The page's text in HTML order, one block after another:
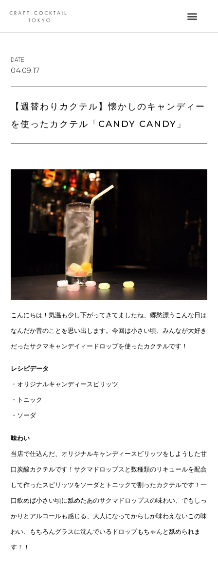
DATE
04.09.17
【週替わりカクテル】懐かしのキャンディー
を使ったカクテル「CANDY CANDY」
こんにちは！気温も少し下がってきてましたね、郷愁漂うこんな日は
なんだか昔のことを思い出します。今回は小さい頃、みんなが大好き
だったサクマキャンデイィードロップを使ったカクテルです！
レシピデータ
・オリジナルキャンディースピリッツ
・トニック
・ソーダ
味わい
当店で仕込んだ、オリジナルキャンディースピリッツをしようした甘
口炭酸カクテルです！サクマドロップスと数種類のリキュールを配合
して作ったスピリッツをソーダとトニックで割ったカクテルです！一
口飲めば小さい頃に舐めたあのサクマドロップスの味わい、でもしっ
かりとアルコールも感じる、大人になってからしか味わえないこの味
わい、もちろんグラスに沈んでいるドロップもちゃんと舐められま
す！！